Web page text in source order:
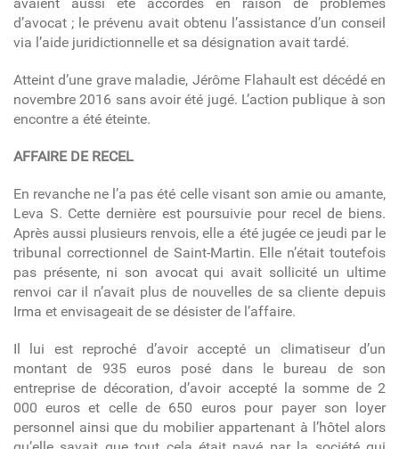
d’avocat ; le prévenu avait obtenu l’assistance d’un conseil
via l’aide juridictionnelle et sa désignation avait tardé.
Atteint d’une grave maladie, Jérôme Flahault est décédé en
novembre 2016 sans avoir été jugé. L’action publique à son
encontre a été éteinte.
AFFAIRE DE RECEL
En revanche ne l’a pas été celle visant son amie ou amante,
Leva S. Cette dernière est poursuivie pour recel de biens.
Après aussi plusieurs renvois, elle a été jugée ce jeudi par le
tribunal correctionnel de Saint-Martin. Elle n’était toutefois
pas présente, ni son avocat qui avait sollicité un ultime
renvoi car il n’avait plus de nouvelles de sa cliente depuis
Irma et envisageait de se désister de l’affaire.
Il lui est reproché d’avoir accepté un climatiseur d’un
montant de 935 euros posé dans le bureau de son
entreprise de décoration, d’avoir accepté la somme de 2
000 euros et celle de 650 euros pour payer son loyer
personnel ainsi que du mobilier appartenant à l’hôtel alors